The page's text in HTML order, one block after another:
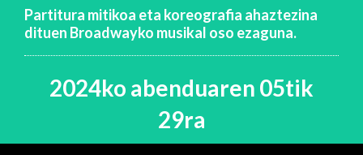
Partitura mitikoa eta koreografia ahaztezina
dituen Broadwayko musikal oso ezaguna.
2024ko abenduaren 05tik
29ra